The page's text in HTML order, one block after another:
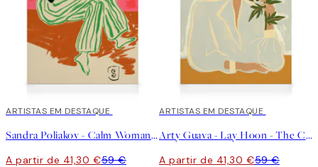
30%*
ARTISTAS EM DESTAQUE
Sandra Poliakov - Calm Woman Portrait Tela
A partir de 41,30 €59 €
30%*
ARTISTAS EM DESTAQUE
Arty Guava - Lay Hoon - The Chrysanthemum Tela
A partir de 41,30 €59 €